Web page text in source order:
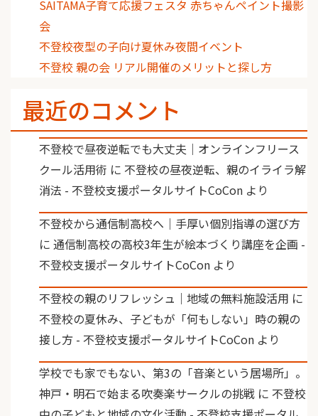
SAITAMA子育て応援フェスタ 赤ちゃんペイント撮影
会
不登校夜型の子向け夏休み夜間イベント
不登校 親の会 リアル開催のメリットと探し方
最近のコメント
不登校で昼夜逆転でも大丈夫｜オンラインフリース
クール活用術 に 不登校の昼夜逆転、親のイライラ解
消法 - 不登校支援ポータルサイトCoCon より
不登校から通信制高校へ｜手厚い個別指導の選び方
に 通信制高校の高校3年生が絵本づくり講座を企画 -
不登校支援ポータルサイトCoCon より
不登校の親のリフレッシュ｜地域の無料施設活用 に
不登校の夏休み、子どもが「何もしない」時の親の
接し方 - 不登校支援ポータルサイトCoCon より
学校でも家でもない、第3の「音楽という居場所」。
神戸・明石で始まる吹奏楽サークルの挑戦 に 不登校